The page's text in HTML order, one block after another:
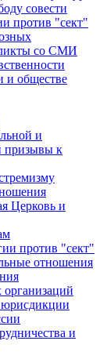
совести
против "сект"
со СМИ
и обществе
и
призывы к
Церковь и
против "сект"
отношения
организаций
и